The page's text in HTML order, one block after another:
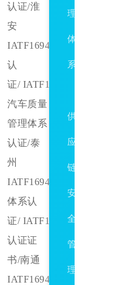
认证/淮
安
IATF16949
认
证/ IATF16949
汽车质量
管理体系
认证/泰
州
IATF16949
体系认
证/ IATF16949:2016
认证证
书/南通
IATF16949
理
体
系
供
应
链
安
全
管
理